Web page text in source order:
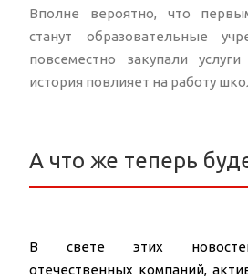
Вполне вероятно, что
станут образовательные
повсеместно закупали
история повлияет на работу
А что же теперь
В свете этих
отечественных компаний,